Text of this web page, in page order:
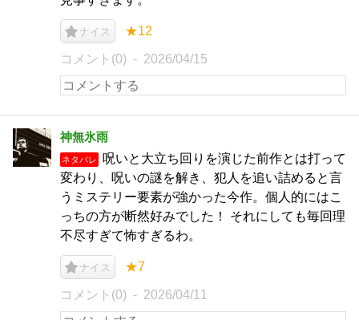
ナイス ★12
コメント(0) 2026/04/15
神無氷雨
ネタバレ
呪いと大立ち回りを演じた前作とは打って
変わり、呪いの謎を解き、犯人を追い詰めると言
うミステリー要素が強かった今作。個人的にはこ
っちの方が断然好みでした！ それにしても毎回理
不尽すぎて怖すぎるわ。
ナイス ★7
コメント(0) 2026/04/11